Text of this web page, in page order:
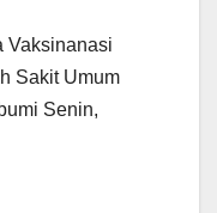
Vaksinanasi
Sakit Umum
Senin,